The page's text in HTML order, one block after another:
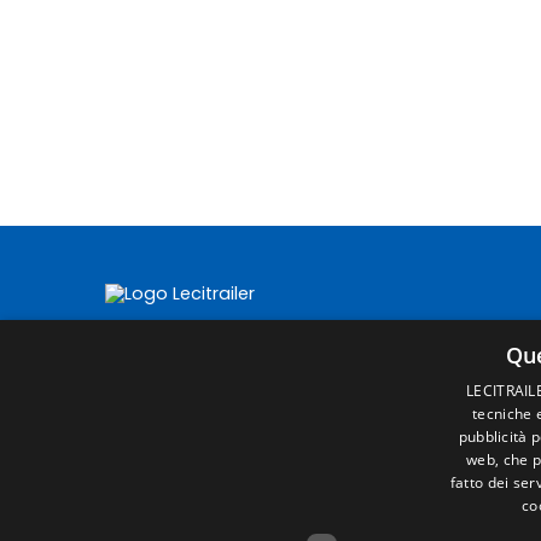
tecniche
pubblicità
web, che
fatto dei